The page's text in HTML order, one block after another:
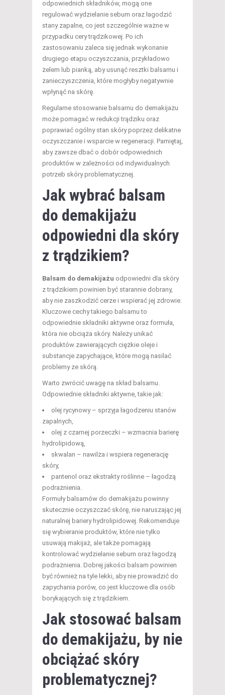
odpowiednich składników, mogą one
regulować wydzielanie sebum oraz łagodzić
stany zapalne, co jest szczególnie ważne w
przypadku cery trądzikowej. Po ich
zastosowaniu zaleca się jednak wykonanie
drugiego etapu oczyszczania, przykładowo
żelem lub pianką, aby usunąć resztki balsamu i
zanieczyszczenia, które mogłyby negatywnie
wpłynąć na skórę.
Regularne stosowanie balsamu do demakijażu
może pomagać w redukcji trądziku oraz
poprawiać ogólny stan skóry poprzez delikatne
oczyszczanie i wsparcie w regeneracji. Pamiętaj,
aby zawsze dbać o dobór odpowiednich
produktów w zależności od indywidualnych
potrzeb skóry problematycznej.
Jak wybrać balsam
do demakijażu
odpowiedni dla skóry
z trądzikiem?
Balsam do demakijażu odpowiedni dla skóry
z trądzikiem powinien być starannie dobrany,
aby nie zaszkodzić cerze i wspierać jej zdrowie.
Kluczowe cechy takiego balsamu to
odpowiednie składniki aktywne oraz formuła,
która nie obciąża skóry. Należy unikać
produktów zawierających ciężkie oleje i
substancje zapychające, które mogą nasilać
problemy ze skórą.
Warto zwrócić uwagę na skład balsamu.
Odpowiednie składniki aktywne, takie jak:
olej rycynowy – sprzyja łagodzeniu stanów
zapalnych,
olej z czarnej porzeczki – wzmacnia barierę
hydrolipidową,
skwalan – nawilża i wspiera regenerację
skóry,
pantenol oraz ekstrakty roślinne – łagodzą
podrażnienia.
Formuły balsamów do demakijażu powinny
skutecznie oczyszczać skórę, nie naruszając jej
naturalnej bariery hydrolipidowej. Rekomenduje
się wybieranie produktów, które nie tylko
usuwają makijaż, ale także pomagają
kontrolować wydzielanie sebum oraz łagodzą
podrażnienia. Dobrej jakości balsam powinien
być również na tyle lekki, aby nie prowadzić do
zapychania porów, co jest kluczowe dla osób
borykających się z trądzikiem.
Jak stosować balsam
do demakijażu, by nie
obciążać skóry
problematycznej?